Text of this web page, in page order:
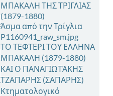
ΜΠΑΚΑΛΗ ΤΗΣ ΤΡΙΓΛΙΑΣ
(1879-1880)
Άσμα από την Τρίγλια
P1160941_raw_sm.jpg
ΤΟ ΤΕΦΤΕΡΙ ΤΟΥ ΕΛΛΗΝΑ
ΜΠΑΚΑΛΗ (1879-1880)
ΚΑΙ Ο ΠΑΝΑΓΙΩΤΆΚΗΣ
ΤΖΑΠΑΡΗΣ (ΣΑΠΑΡΗΣ)
Κτηματολογικό